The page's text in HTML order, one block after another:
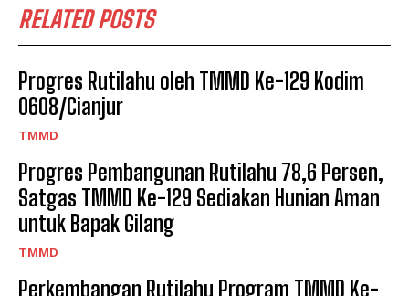
RELATED POSTS
Progres Rutilahu oleh TMMD Ke-129 Kodim
0608/Cianjur
TMMD
Progres Pembangunan Rutilahu 78,6 Persen,
Satgas TMMD Ke-129 Sediakan Hunian Aman
untuk Bapak Gilang
TMMD
Perkembangan Rutilahu Program TMMD Ke-